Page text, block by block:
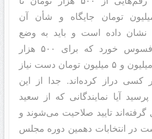
۵ میلیون تومان جایگاه و شأن آن
نشان داده است و باید به وضع
نمایندگانی افسوس خورد که برای ۵۰۰ هزار
تومان و یک میلیون و ۵ میلیون تومان دست نیاز
دراز کرده‌اند. جدا از این
آیا نمایندگانی که از سعید
تایید صلاحیت می‌شوند و
در انتخابات دهمین دوره مجلس